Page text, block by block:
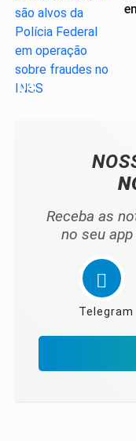
04
Receba as
no seu
Telegram